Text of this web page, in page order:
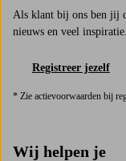
Als klant bij ons ben jij
nieuws en veel inspiratie.
Registreer jezelf
* Zie actievoorwaarden bij
Wij helpen je